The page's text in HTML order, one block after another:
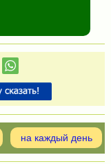
на каждый день